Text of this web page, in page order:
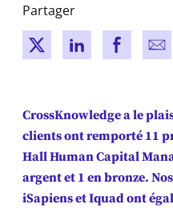
Partager
New windowNew window
New
CrossKnowledge a le
clients ont remporté 11
Hall Human Capital
argent et 1 en bronze.
iSapiens et Iquad ont